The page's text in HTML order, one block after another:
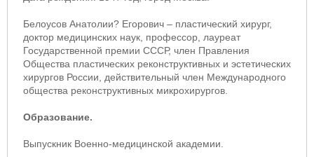
Белоусов Анатолии? Егорович – пластический хирург,
доктор медицинских наук, профессор, лауреат
Государственной премии СССР, член Правления
Общества пластических реконструктивных и эстетических
хирургов России, действительный член Международного
общества реконструктивных микрохирургов.
Образование.
Выпускник Военно-медицинской академии.